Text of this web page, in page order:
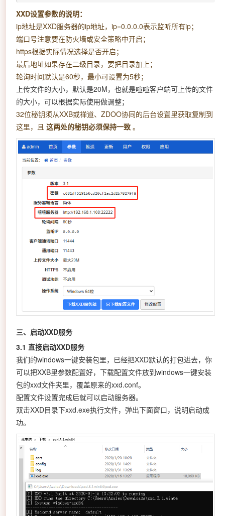
XXD设置参数的说明：
ip地址是XXD服务器的ip地址，ip=0.0.0.0表示监听所有ip；
端口号注意要在防火墙或安全策略中开启；
https根据实际情况选择是否开启；
最后地址如果存在二级目录，要把目录加上；
轮询时间默认是60秒，最小可设置为5秒；
上传文件的大小，默认是20M，也就是喧喧客户端可上传的文件
的大小，可以根据实际使用做调整；
32位秘钥须从XXB或禅道、ZDOO协同的后台设置里获取复制到
这里，且 这两处的秘钥必须保持一致 。
三、启动XXD服务
3.1 直接启动XXD服务
我们的windows一键安装包里，已经把XXD默认的打包进去，你
可以把XXB里参数配置好，下载配置文件放到windows一键安装
包的xxd文件夹里，覆盖原来的xxd.conf。
配置文件设置完成后就可以启动服务器。
双击XXD目录下xxd.exe执行文件，弹出下面窗口，说明启动成
功。